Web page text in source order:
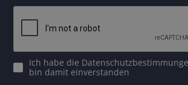
Ich habe die
bin damit einverstanden